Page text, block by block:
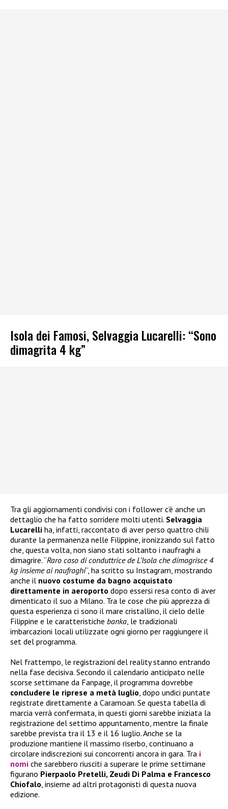
Isola dei Famosi, Selvaggia Lucarelli: “Sono
dimagrita 4 kg”
Tra gli aggiornamenti condivisi con i follower c’è anche un
dettaglio che ha fatto sorridere molti utenti. Selvaggia
Lucarelli ha, infatti, raccontato di aver perso quattro chili
durante la permanenza nelle Filippine, ironizzando sul fatto
che, questa volta, non siano stati soltanto i naufraghi a
dimagrire. “Raro caso di conduttrice de L’Isola che dimagrisce 4
kg insieme ai naufraghi“, ha scritto su Instagram, mostrando
anche il nuovo costume da bagno acquistato
direttamente in aeroporto dopo essersi resa conto di aver
dimenticato il suo a Milano. Tra le cose che più apprezza di
questa esperienza ci sono il mare cristallino, il cielo delle
Filippine e le caratteristiche banka, le tradizionali
imbarcazioni locali utilizzate ogni giorno per raggiungere il
set del programma.
Nel frattempo, le registrazioni del reality stanno entrando
nella fase decisiva. Secondo il calendario anticipato nelle
scorse settimane da Fanpage, il programma dovrebbe
concludere le riprese a metà luglio, dopo undici puntate
registrate direttamente a Caramoan. Se questa tabella di
marcia verrà confermata, in questi giorni sarebbe iniziata la
registrazione del settimo appuntamento, mentre la finale
sarebbe prevista tra il 13 e il 16 luglio. Anche se la
produzione mantiene il massimo riserbo, continuano a
circolare indiscrezioni sui concorrenti ancora in gara. Tra i
nomi che sarebbero riusciti a superare le prime settimane
figurano Pierpaolo Pretelli, Zeudi Di Palma e Francesco
Chiofalo, insieme ad altri protagonisti di questa nuova
edizione.